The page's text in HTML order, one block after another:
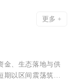
更多 +
金、生态落地与供
期以区间震荡筑底